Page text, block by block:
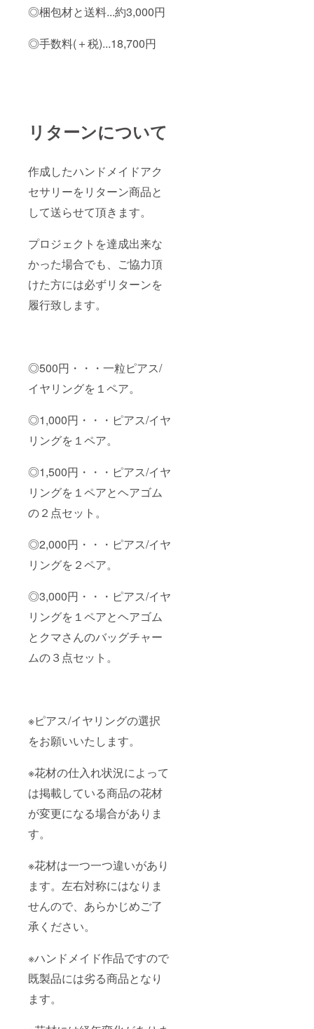
◎梱包材と送料...約3,000円
◎手数料(＋税)...18,700円
リターンについて
作成したハンドメイドアク
セサリーをリターン商品と
して送らせて頂きます。
プロジェクトを達成出来な
かった場合でも、ご協力頂
けた方には必ずリターンを
履行致します。
◎500円・・・一粒ピアス/
イヤリングを１ペア。
◎1,000円・・・ピアス/イヤ
リングを１ペア。
◎1,500円・・・ピアス/イヤ
リングを１ペアとヘアゴム
の２点セット。
◎2,000円・・・ピアス/イヤ
リングを２ペア。
◎3,000円・・・ピアス/イヤ
リングを１ペアとヘアゴム
とクマさんのバッグチャー
ムの３点セット。
※ピアス/イヤリングの選択
をお願いいたします。
※花材の仕入れ状況によって
は掲載している商品の花材
が変更になる場合がありま
す。
※花材は一つ一つ違いがあり
ます。左右対称にはなりま
せんので、あらかじめご了
承ください。
※ハンドメイド作品ですので
既製品には劣る商品となり
ます。